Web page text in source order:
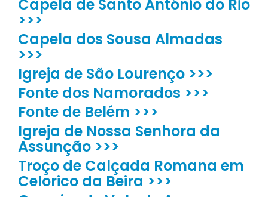
Capela de Santo António do Rio
>>>
Capela dos Sousa Almadas
>>>
Igreja de São Lourenço >>>
Fonte dos Namorados >>>
Fonte de Belém >>>
Igreja de Nossa Senhora da
Assunção >>>
Troço de Calçada Romana em
Celorico da Beira >>>